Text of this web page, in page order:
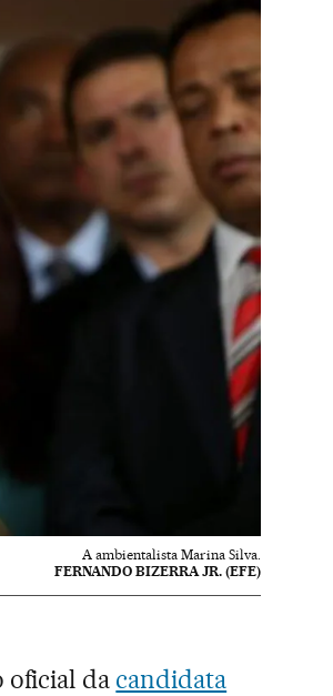
A ambientalista Marina Silva.
FERNANDO BIZERRA JR. (EFE)
oficial da candidata